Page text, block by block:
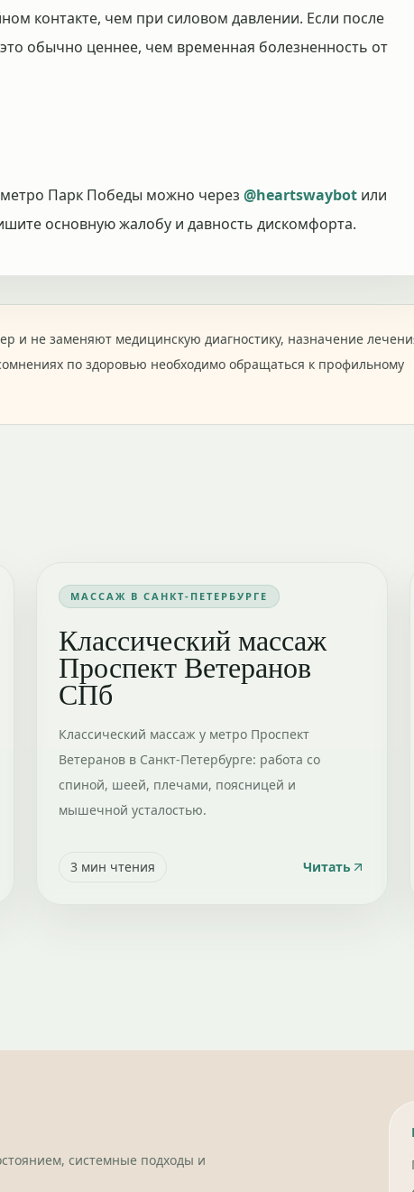
контакте, чем при силовом давлении. Если после
обычно ценнее, чем временная болезненность от
метро Парк Победы можно через @heartswaybot или
основную жалобу и давность дискомфорта.
и не заменяют медицинскую диагностику, назначение
по здоровью необходимо обращаться к профильному
МАССАЖ В САНКТ-ПЕТЕРБУРГЕ
Классический массаж
Проспект Ветеранов
СПб
Классический массаж у метро Проспект
Ветеранов в Санкт-Петербурге: работа со
спиной, шеей, плечами, поясницей и
мышечной усталостью.
3 мин чтения Читать
системные подходы и